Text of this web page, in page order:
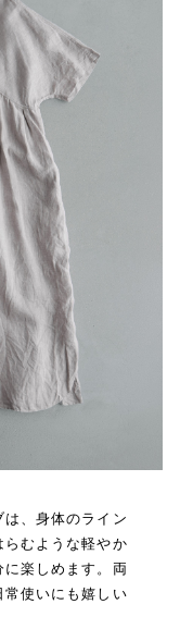
、身体のライン
むような軽やか
楽しめます。両
使いにも嬉しい